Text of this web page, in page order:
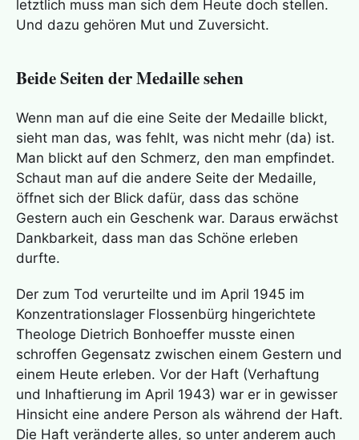
letztlich muss man sich dem Heute doch stellen.
Und dazu gehören Mut und Zuversicht.
Beide Seiten der Medaille sehen
Wenn man auf die eine Seite der Medaille blickt,
sieht man das, was fehlt, was nicht mehr (da) ist.
Man blickt auf den Schmerz, den man empfindet.
Schaut man auf die andere Seite der Medaille,
öffnet sich der Blick dafür, dass das schöne
Gestern auch ein Geschenk war. Daraus erwächst
Dankbarkeit, dass man das Schöne erleben
durfte.
Der zum Tod verurteilte und im April 1945 im
Konzentrationslager Flossenbürg hingerichtete
Theologe Dietrich Bonhoeffer musste einen
schroffen Gegensatz zwischen einem Gestern und
einem Heute erleben. Vor der Haft (Verhaftung
und Inhaftierung im April 1943) war er in gewisser
Hinsicht eine andere Person als während der Haft.
Die Haft veränderte alles, so unter anderem auch